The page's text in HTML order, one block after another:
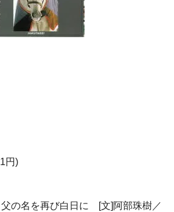
円)
父の名を再び白日に [文]阿部珠樹／